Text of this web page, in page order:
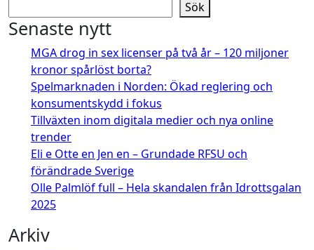
Sök
Senaste nytt
MGA drog in sex licenser på två år – 120 miljoner
kronor spårlöst borta?
Spelmarknaden i Norden: Ökad reglering och
konsumentskydd i fokus
Tillväxten inom digitala medier och nya online
trender
Eli e Otte en Jen en – Grundade RFSU och
förändrade Sverige
Olle Palmlöf full – Hela skandalen från Idrottsgalan
2025
Arkiv